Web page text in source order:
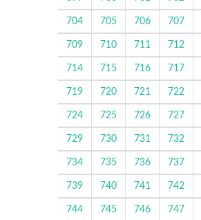
704 705 706 707
709 710 711 712
714 715 716 717
719 720 721 722
724 725 726 727
729 730 731 732
734 735 736 737
739 740 741 742
744 745 746 747